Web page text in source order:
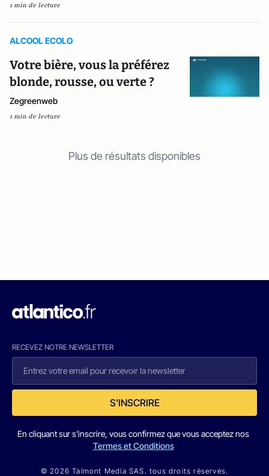
1 min de lecture
ALCOOL ECOLO
Votre bière, vous la préférez
blonde, rousse, ou verte ?
Zegreenweb
1 min de lecture
Plus de résultats disponibles
RECEVEZ NOTRE NEWSLETTER
S'INSCRIRE
En cliquant sur s'inscrire, vous confirmez que vous acceptez nos
Termes et Conditions
© 2026 Talmont Media SAS. tous droits réservés.